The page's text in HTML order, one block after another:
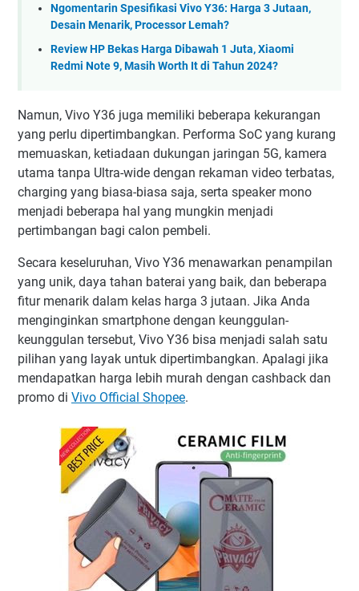
Ngomentarin Spesifikasi Vivo Y36: Harga 3 Jutaan,
Desain Menarik, Processor Lemah?
Review HP Bekas Harga Dibawah 1 Juta, Xiaomi
Redmi Note 9, Masih Worth It di Tahun 2024?
Namun, Vivo Y36 juga memiliki beberapa kekurangan
yang perlu dipertimbangkan. Performa SoC yang kurang
memuaskan, ketiadaan dukungan jaringan 5G, kamera
utama tanpa Ultra-wide dengan rekaman video terbatas,
charging yang biasa-biasa saja, serta speaker mono
menjadi beberapa hal yang mungkin menjadi
pertimbangan bagi calon pembeli.
Secara keseluruhan, Vivo Y36 menawarkan penampilan
yang unik, daya tahan baterai yang baik, dan beberapa
fitur menarik dalam kelas harga 3 jutaan. Jika Anda
menginginkan smartphone dengan keunggulan-
keunggulan tersebut, Vivo Y36 bisa menjadi salah satu
pilihan yang layak untuk dipertimbangkan. Apalagi jika
mendapatkan harga lebih murah dengan cashback dan
promo di Vivo Official Shopee.